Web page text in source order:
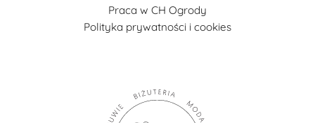
Praca w CH Ogrody
Polityka prywatności i cookies